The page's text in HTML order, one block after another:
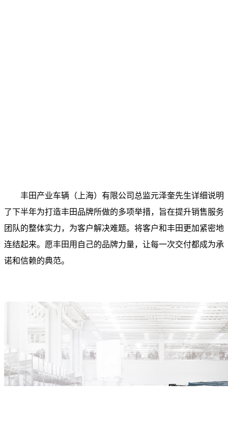
丰田产业车辆（上海）有限公司总监元泽奎先生详细说明
了下半年为打造丰田品牌所做的多项举措，旨在提升销售服务
团队的整体实力，为客户解决难题。将客户和丰田更加紧密地
连结起来。愿丰田用自己的品牌力量，让每一次交付都成为承
诺和信赖的典范。